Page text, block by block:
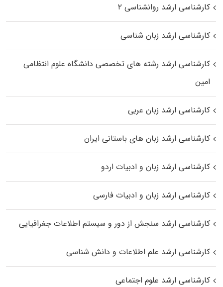
کارشناسی ارشد روانشناسی ۲
کارشناسی ارشد زبان شناسی
کارشناسی ارشد رﺷﺘﻪ ﻫﺎی تخصصی داﻧﺸﮕﺎه ﻋﻠﻮم انتظامی
اﻣﻴﻦ
کارشناسی ارشد زبان عربی
کارشناسی ارشد زبان‌ های باستانی ایران
کارشناسی ارشد زبان و ادبیات اردو
کارشناسی ارشد زبان و ادبیات فارسی
کارشناسی ارشد سنجش از دور و سیستم اطلاعات جغرافیایی
کارشناسی ارشد علم اطلاعات و دانش شناسی
کارشناسی ارشد علوم اجتماعی